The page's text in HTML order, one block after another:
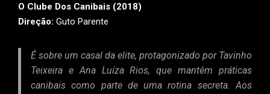
O Clube Dos Canibais (2018)
Direção: Guto Parente
É sobre um casal da elite, protagonizado por Tavinho
Teixeira e Ana Luíza Rios, que mantêm práticas
canibais como parte de uma rotina secreta. Aos